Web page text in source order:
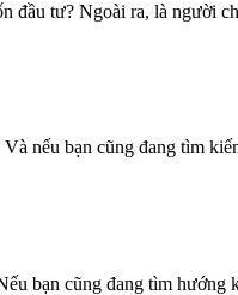
đầu tư? Ngoài ra, là người
nếu bạn cũng đang tìm
bạn cũng đang tìm hướng